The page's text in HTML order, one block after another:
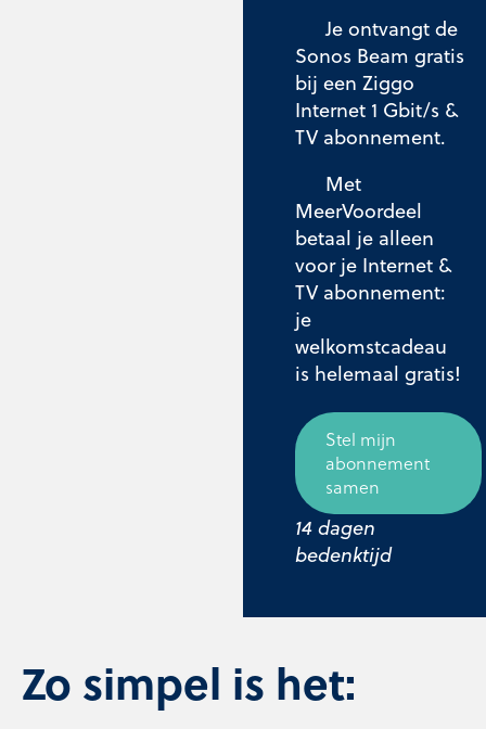
Je ontvangt de
Sonos Beam gratis
bij een Ziggo
Internet 1 Gbit/s &
TV abonnement.
Met
MeerVoordeel
betaal je alleen
voor je Internet &
TV abonnement:
je
welkomstcadeau
is helemaal gratis!
Stel mijn
abonnement
samen
14 dagen
bedenktijd
Zo simpel is het: